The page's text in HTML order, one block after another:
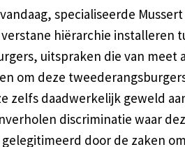
specialiseerde
hiërarchie installeren
uitspraken die van meet
om deze
zelfs daadwerkelijk geweld
discriminatie waar
door de zaken